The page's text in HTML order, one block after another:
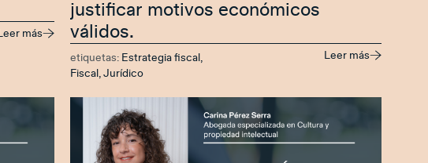
más
justificar motivos económicos
válidos.
etiquetas: Estrategia fiscal ,
Fiscal , Jurídico
Leer más